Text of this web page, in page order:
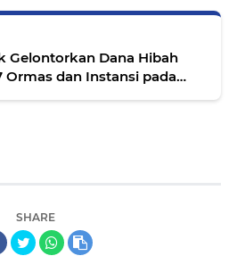
Gelontorkan Dana Hibah
dan Instansi pada
SHARE